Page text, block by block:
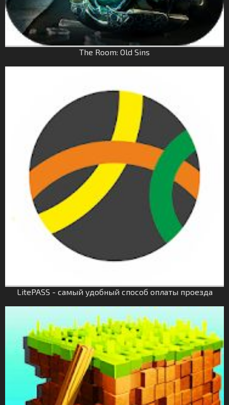
The Room: Old Sins
LitePASS - самый удобный способ оплаты проезда